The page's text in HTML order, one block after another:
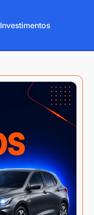
Investimentos